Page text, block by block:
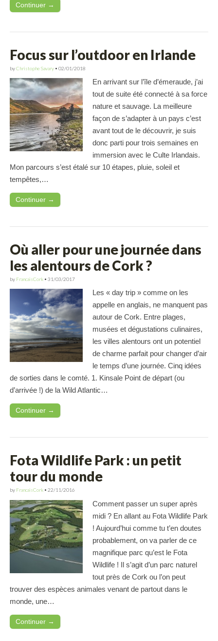
Continuer →
Focus sur l’outdoor en Irlande
byChristophe Savary • 02/01/2018
En arrivant sur l’île d’émeraude, j’ai
tout de suite été connecté à sa force
nature et sauvage. La meilleure
façon de s’adapter à un pays c’est
avant tout de le découvrir, je suis
donc parti pour trois semaines en
immersion avec le Culte Irlandais.
Mon parcours s’est étalé sur 10 étapes, pluie, soleil et
tempêtes,…
Continuer →
Où aller pour une journée dans
les alentours de Cork ?
by FrancaisCork • 31/03/2017
Les « day trip » comme on les
appelle en anglais, ne manquent pas
autour de Cork. Entre plages,
musées et dégustations culinaires,
les villes alentours ont un potentiel
de charme parfait pour changer d’air
le temps d’une journée. Cinq idées
de sorties dans le comté. 1. Kinsale Point de départ (ou
d’arrivée !) de la Wild Atlantic…
Continuer →
Fota Wildlife Park : un petit
tour du monde
by FrancaisCork • 22/11/2016
Comment passer un super après
midi ? En allant au Fota Wildlife Park
! Aujourd’hui comme tu t’en doutes
probablement, on va parler de ce
magnifique parc qu’est le Fota
Wildlife ! Il s’agit d’un parc naturel
tout près de Cork ou l’on peut
trouver des espèces animales venant de partout dans le
monde, une…
Continuer →